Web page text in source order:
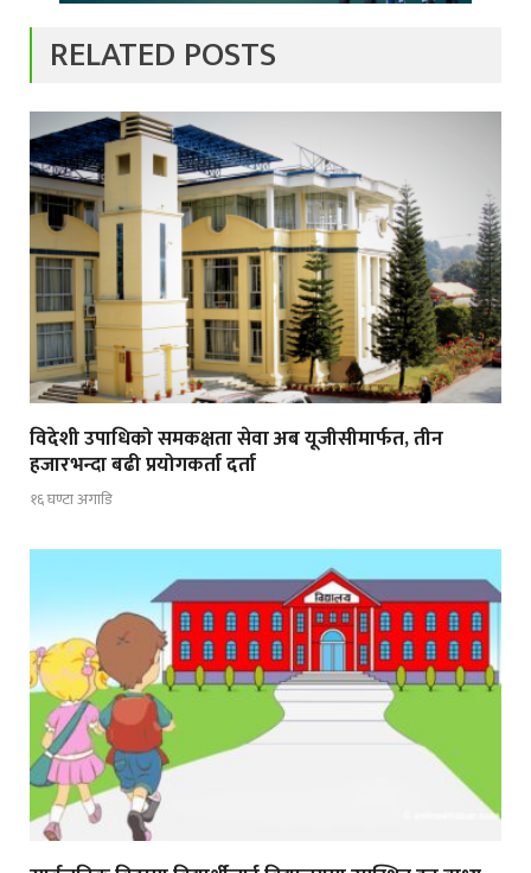
RELATED POSTS
विदेशी उपाधिको समकक्षता सेवा अब यूजीसीमार्फत, तीन
हजारभन्दा बढी प्रयोगकर्ता दर्ता
१६ घण्टा अगाडि